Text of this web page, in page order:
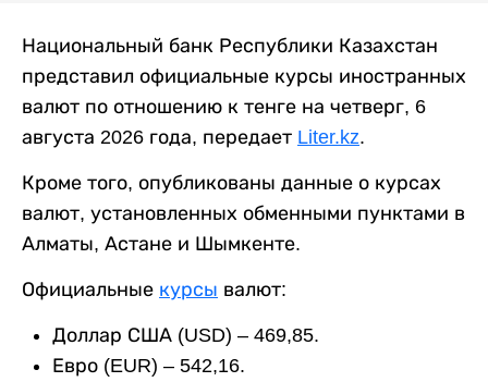
Национальный банк Республики Казахстан
представил официальные курсы иностранных
валют по отношению к тенге на четверг, 6
августа 2026 года, передает Liter.kz.
Кроме того, опубликованы данные о курсах
валют, установленных обменными пунктами в
Алматы, Астане и Шымкенте.
Официальные курсы валют:
Доллар США (USD) – 469,85.
Евро (EUR) – 542,16.